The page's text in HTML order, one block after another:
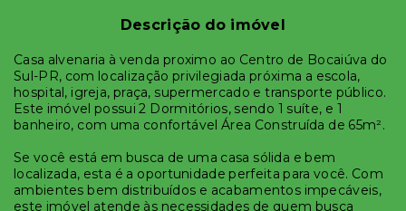
Descrição do imóvel
Casa alvenaria à venda proximo ao Centro de Bocaiúva do
Sul-PR, com localização privilegiada próxima a escola,
hospital, igreja, praça, supermercado e transporte público.
Este imóvel possui 2 Dormitórios, sendo 1 suíte, e 1
banheiro, com uma confortável Área Construída de 65m².
Se você está em busca de uma casa sólida e bem
localizada, esta é a oportunidade perfeita para você. Com
ambientes bem distribuídos e acabamentos impecáveis,
este imóvel atende às necessidades de quem busca